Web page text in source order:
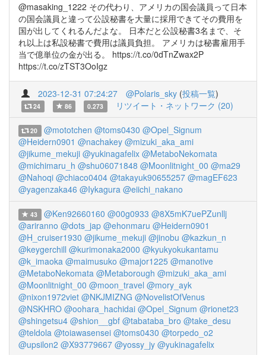
@masaking_1222 その代わり、アメリカの国会議員って日本
の国会議員と違って公設秘書を大量に採用できてその費用を
国が出してくれるんだよな。 日本だと公設秘書3名まで、そ
れ以上は私設秘書で費用は議員負担。 アメリカは秘書雇用手
当で億単位の金が出る。 https://t.co/0dTnZwax2P
https://t.co/zTST3OoIgz
2023-12-31 07:24:27 @Polaris_sky (投稿一覧)
24 86 0.273 リツイート・ネットワーク (20)
20 @mototchen @toms0430 @Opel_Signum
@Heidern0901 @nachakey @mizuki_aka_ami
@jikume_mekuji @yukinagafelix @MetaboNekomata
@michimaru_h @shu06071848 @Moonlitnight_00 @ma29
@Nahoqi @chiaco0404 @takayuk90655257 @magEF623
@yagenzaka46 @Iykagura @eiichi_nakano
43 @Ken92660160 @00g0933 @8X5mK7uePZunllj
@ariranno @dots_jap @ehonmaru @Heidern0901
@H_cruiser1930 @jikume_mekuji @jinobu @kazkun_n
@keygerchill @kurimonaka2000 @kyukyokukantamu
@k_imaoka @maimusuko @major1225 @manotive
@MetaboNekomata @Metaborough @mizuki_aka_ami
@Moonlitnight_00 @moon_travel @mory_ayk
@nixon1972viet @NKJMIZNG @NovelistOfVenus
@NSKHRO @oohara_hachidai @Opel_Signum @rionet23
@shingetsu4 @shion__gbf @tabataba_bro @take_desu
@teldola @toiawasensei @toms0430 @torpedo_o2
@upsilon2 @X93779667 @yossy_jy @yukinagafelix